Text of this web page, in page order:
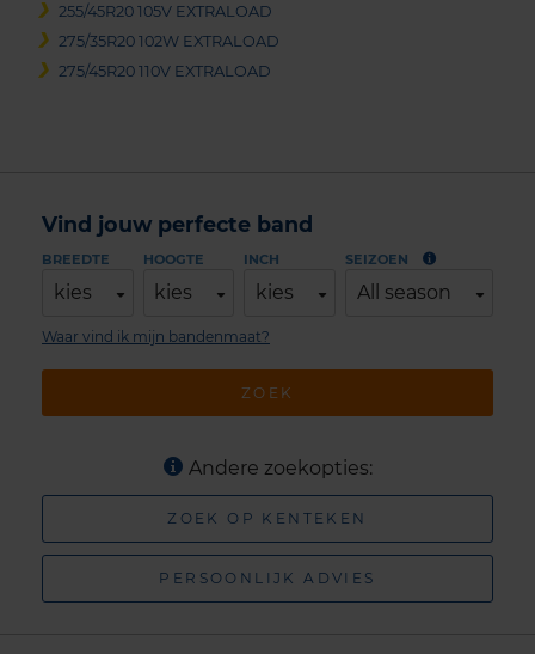
255/45R20 105V EXTRALOAD
275/35R20 102W EXTRALOAD
275/45R20 110V EXTRALOAD
Vind jouw perfecte band
BREEDTE
kies
HOOGTE
kies
INCH
kies
SEIZOEN
All season
ZOEK
Waar vind ik mijn bandenmaat?
Andere zoekopties:
ZOEK OP KENTEKEN
PERSOONLIJK ADVIES